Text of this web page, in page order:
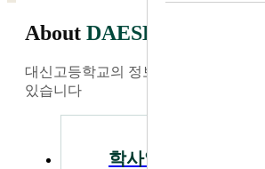
About DAESHIN
대신고등학교의 정보와 소식을 가장
있습니다
학사일정